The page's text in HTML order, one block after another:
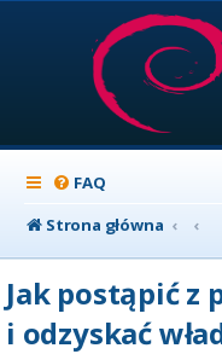
FAQ
Strona główna
Jak postąpić z
i odzyskać